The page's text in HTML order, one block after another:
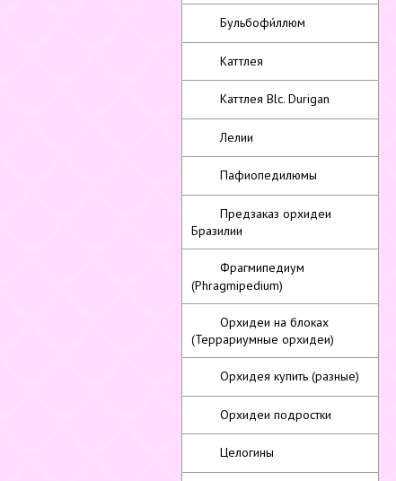
Бульбофи́ллюм
Каттлея
Каттлея Blc. Durigan
Лелии
Пафиопедилюмы
Предзаказ орхидеи
Бразилии
Фрагмипедиум
(Phragmipedium)
Орхидеи на блоках
(Террариумные орхидеи)
Орхидея купить (разные)
Орхидеи подростки
Целогины